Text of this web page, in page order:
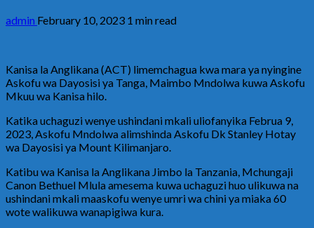
admin February 10, 2023 1 min read
Kanisa la Anglikana (ACT) limemchagua kwa mara ya nyingine
Askofu wa Dayosisi ya Tanga, Maimbo Mndolwa kuwa Askofu
Mkuu wa Kanisa hilo.
Katika uchaguzi wenye ushindani mkali uliofanyika Februa 9,
2023, Askofu Mndolwa alimshinda Askofu Dk Stanley Hotay
wa Dayosisi ya Mount Kilimanjaro.
Katibu wa Kanisa la Anglikana Jimbo la Tanzania, Mchungaji
Canon Bethuel Mlula amesema kuwa uchaguzi huo ulikuwa na
ushindani mkali maaskofu wenye umri wa chini ya miaka 60
wote walikuwa wanapigiwa kura.